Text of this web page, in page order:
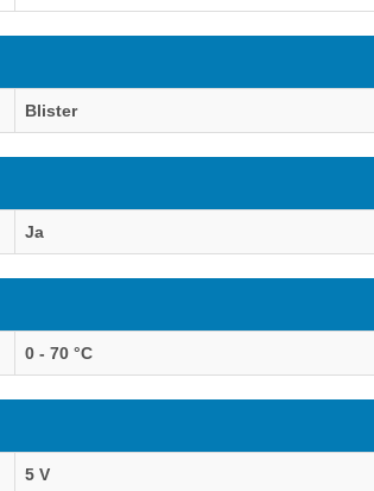
Blister
Ja
0 - 70 °C
5 V